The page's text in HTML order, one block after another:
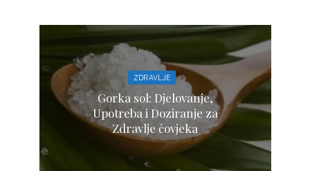
ZDRAVLJE
Gorka sol: Djelovanje,
Upotreba i Doziranje za
Zdravlje čovjeka